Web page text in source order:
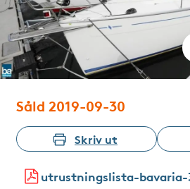
Såld 2019-09-30
Skriv ut
utrustningslista-